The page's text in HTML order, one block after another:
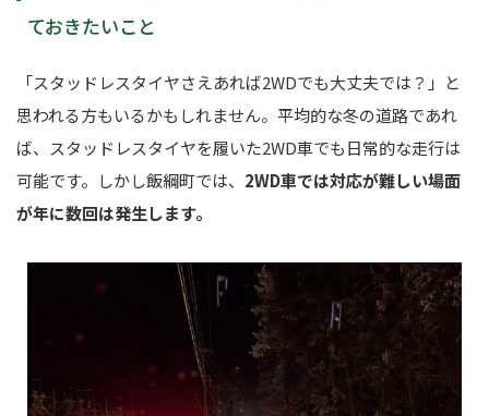
ておきたいこと
「スタッドレスタイヤさえあれば2WDでも大丈夫では？」と
思われる方もいるかもしれません。平均的な冬の道路であれ
ば、スタッドレスタイヤを履いた2WD車でも日常的な走行は
可能です。しかし飯綱町では、 2WD車では対応が難しい場面
が年に数回は発生します。